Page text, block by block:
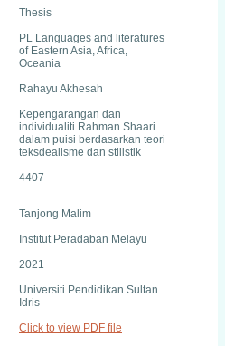
Thesis
PL Languages and literatures
of Eastern Asia, Africa,
Oceania
Rahayu Akhesah
Kepengarangan dan
individualiti Rahman Shaari
dalam puisi berdasarkan teori
teksdealisme dan stilistik
4407
Tanjong Malim
Institut Peradaban Melayu
2021
Universiti Pendidikan Sultan
Idris
Click to view PDF file